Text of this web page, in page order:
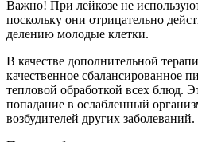
Важно! При лейкозе не
поскольку они отрицательно
делению молодые клетки.
В качестве дополнительной
качественное сбалансированное
тепловой обработкой всех блюд.
попадание в ослабленный
возбудителей других заболеваний.